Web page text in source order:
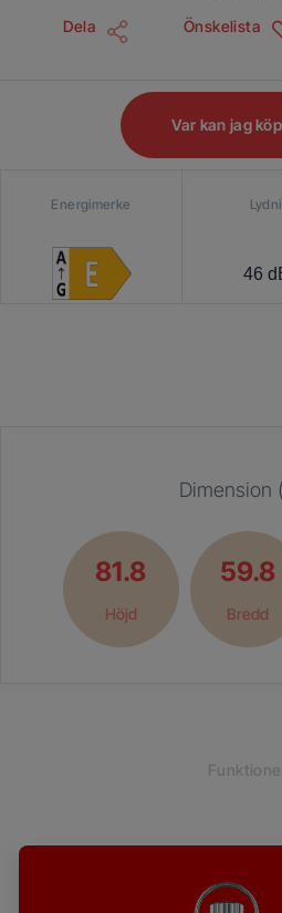
Dela Önskelista
Var kan jag
Energimerke
46
Dimension
81.8
Höjd
59.8
Bredd